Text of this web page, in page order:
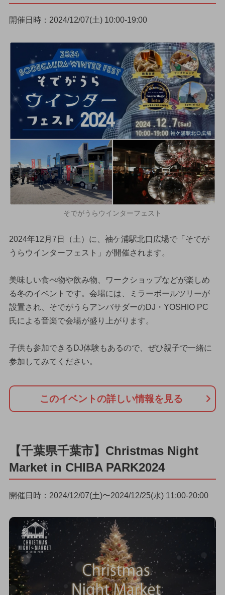
開催日時：2024/12/07(土) 10:00-19:00
そでがうらウインターフェスト
2024年12月7日（土）に、袖ケ浦駅北口広場で「そでが
うらウインターフェスト」が開催されます。
美味しい食べ物や飲み物、ワークショップなどが楽しめ
る冬のイベントです。会場には、ミラーボールツリーが
設置され、そでがうらアンバサダーのDJ・YOSHIO PC
氏による音楽で会場が盛り上がります。
子供も参加できるDJ体験もあるので、ぜひ親子で一緒に
参加してみてください。
このイベントの詳しい情報を見る
【千葉県千葉市】Christmas Night
Market in CHIBA PARK2024
開催日時：2024/12/07(土)〜2024/12/25(水) 11:00-20:00